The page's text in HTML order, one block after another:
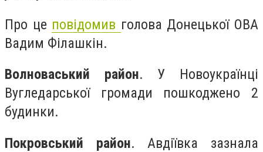
Про це повідомив голова Донецької ОВА
Вадим Філашкін.
Волноваський район. У Новоукраїнці
Вугледарської громади пошкоджено 2
будинки.
Покровський район. Авдіївка зазнала